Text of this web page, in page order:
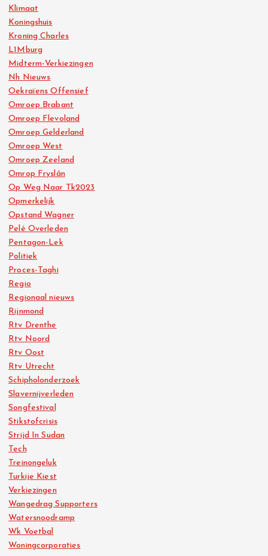
Klimaat
Koningshuis
Kroning Charles
L1Mburg
Midterm-Verkiezingen
Nh Nieuws
Oekraïens Offensief
Omroep Brabant
Omroep Flevoland
Omroep Gelderland
Omroep West
Omroep Zeeland
Omrop Fryslân
Op Weg Naar Tk2023
Opmerkelijk
Opstand Wagner
Pelé Overleden
Pentagon-Lek
Politiek
Proces-Taghi
Regio
Regionaal nieuws
Rijnmond
Rtv Drenthe
Rtv Noord
Rtv Oost
Rtv Utrecht
Schipholonderzoek
Slavernijverleden
Songfestival
Stikstofcrisis
Strijd In Sudan
Tech
Treinongeluk
Turkije Kiest
Verkiezingen
Wangedrag Supporters
Watersnoodramp
Wk Voetbal
Woningcorporaties